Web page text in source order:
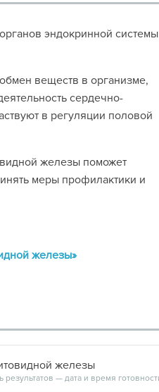
эндокринной системы
веществ в организме,
сердечно-
в регуляции половой
железы поможет
меры профилактики и
железы»
железы